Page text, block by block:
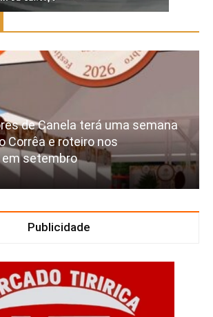
de Canela terá uma semana
Corrêa e roteiro nos
setembro
Publicidade